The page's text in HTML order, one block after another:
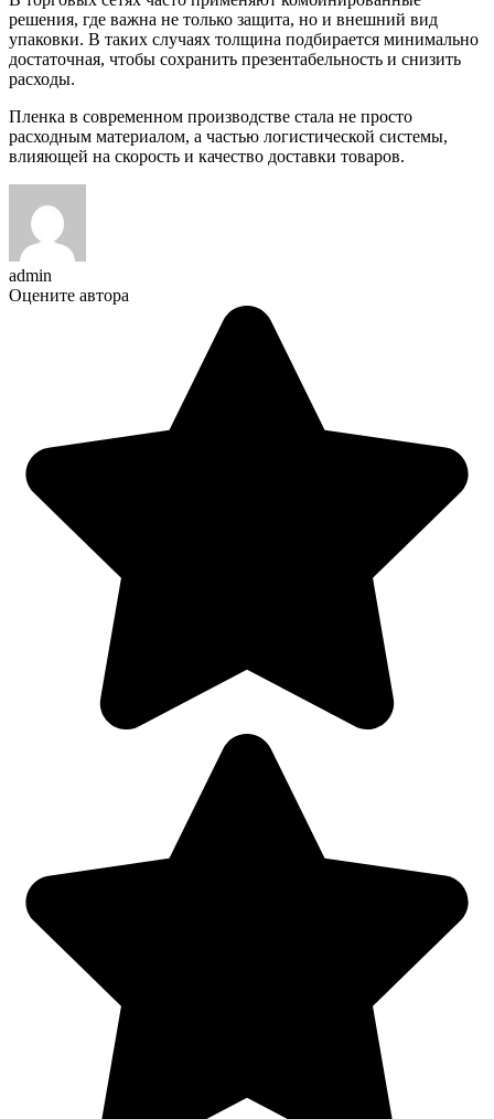
решения, где важна не только защита, но и внешний вид
упаковки. В таких случаях толщина подбирается минимально
достаточная, чтобы сохранить презентабельность и снизить
расходы.
Пленка в современном производстве стала не просто
расходным материалом, а частью логистической системы,
влияющей на скорость и качество доставки товаров.
admin
Оцените автора